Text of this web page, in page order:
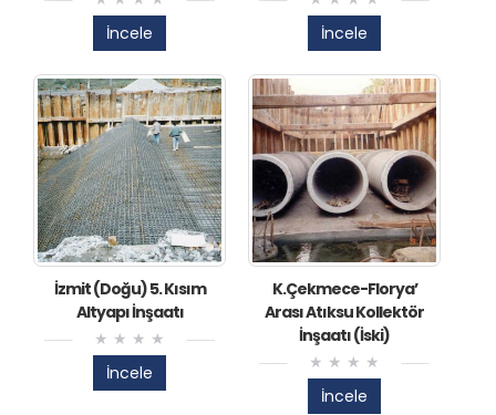
İncele İncele
İzmit (Doğu) 5. Kısım
Altyapı İnşaatı
İncele
K.Çekmece-Florya’
Arası Atıksu Kollektör
İnşaatı (İski)
İncele